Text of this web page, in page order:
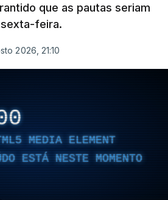
que as pautas seriam
feira.
2026, 21:10
MEDIA ELEMENT
ESTÁ NESTE MOMENTO